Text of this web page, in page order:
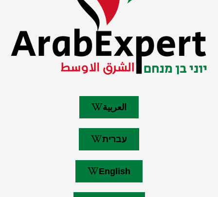
العربية
עברית
English